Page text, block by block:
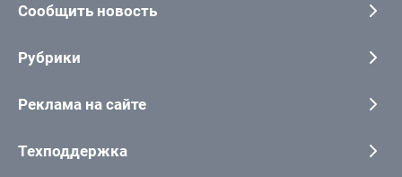
Сообщить новость
Рубрики
Реклама на сайте
Техподдержка